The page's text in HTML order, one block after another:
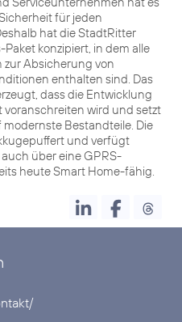
für jeden
hat die StadtRitter
konzipiert, in dem alle
Absicherung von
enthalten sind. Das
dass die Entwicklung
voranschreiten wird und setzt
Bestandteile. Die
und verfügt
über eine GPRS-
heute Smart Home-fähig.